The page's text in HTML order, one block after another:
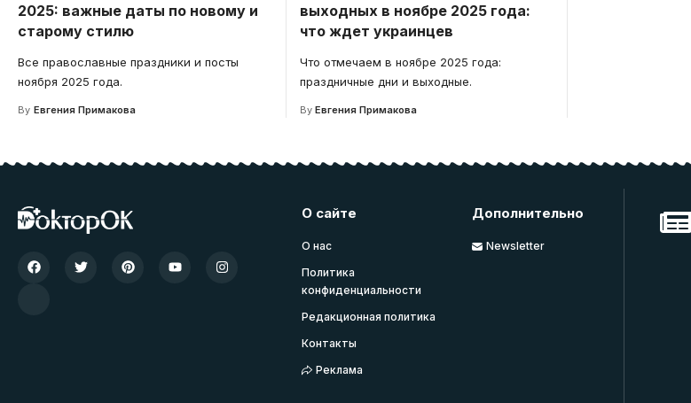
2025: важные даты по новому и
старому стилю
Все православные праздники и посты
ноября 2025 года.
By Евгения Примакова
выходных в ноябре 2025 года:
что ждет украинцев
Что отмечаем в ноябре 2025 года:
праздничные дни и выходные.
By Евгения Примакова
О сайте
О нас
Политика
конфиденциальности
Редакционная политика
Контакты
Реклама
Дополнительно
Newsletter